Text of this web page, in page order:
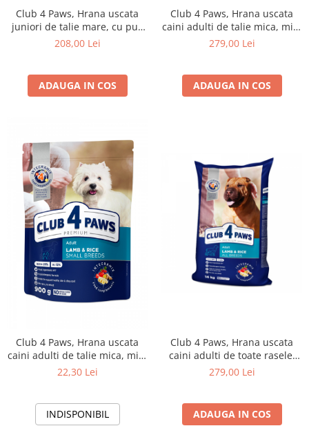
Club 4 Paws, Hrana uscata
juniori de talie mare, cu pui,
14kg
208,00 Lei
ADAUGA IN COS
Club 4 Paws, Hrana uscata
caini adulti de talie mica, miel
si orez, 14kg
279,00 Lei
ADAUGA IN COS
Club 4 Paws, Hrana uscata
caini adulti de talie mica, miel
si orez 0,9 kg
22,30 Lei
INDISPONIBIL
Club 4 Paws, Hrana uscata
caini adulti de toate rasele,
formula hipoalergenica, miel
279,00 Lei
ADAUGA IN COS